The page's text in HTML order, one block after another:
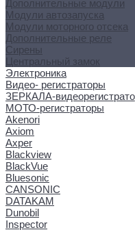
Дополнительные модули
Модули автозапуска
Модули моторного отсека
Дополнительные реле
Сирены
Центральный замок
Электроника
Видео- регистраторы
ЗЕРКАЛА-
МОТО-регистраторы
Akenori
Axiom
Axper
Blackview
BlackVue
Bluesonic
CANSONIC
DATAKAM
Dunobil
Inspector